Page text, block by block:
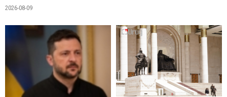
2026-08-09